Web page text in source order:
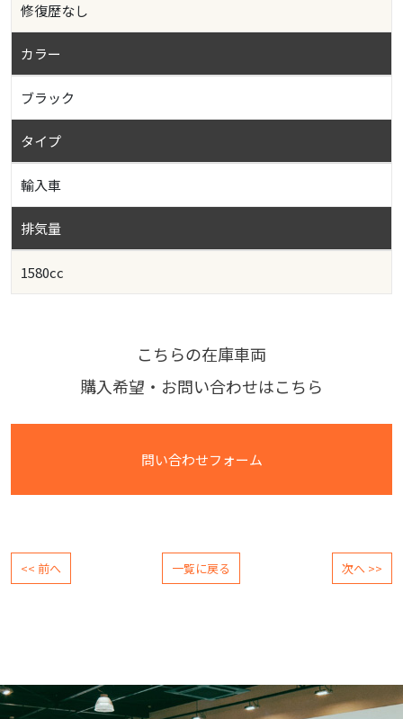
修復歴なし
カラー
ブラック
タイプ
輸入車
排気量
1580cc
こちらの在庫車両
購入希望・お問い合わせはこちら
問い合わせフォーム
<< 前へ 一覧に戻る 次へ >>